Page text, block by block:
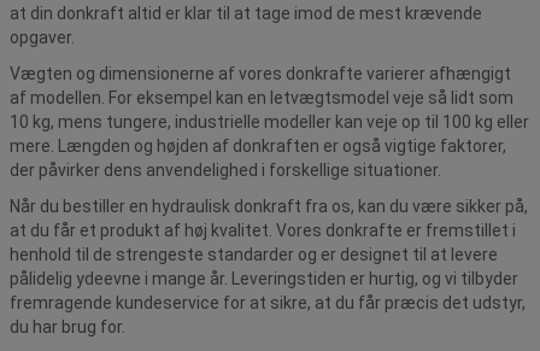
at din donkraft altid er klar til at tage imod de mest krævende
opgaver.
Vægten og dimensionerne af vores donkrafte varierer afhængigt
af modellen. For eksempel kan en letvægtsmodel veje så lidt som
10 kg, mens tungere, industrielle modeller kan veje op til 100 kg eller
mere. Længden og højden af donkraften er også vigtige faktorer,
der påvirker dens anvendelighed i forskellige situationer.
Når du bestiller en hydraulisk donkraft fra os, kan du være sikker på,
at du får et produkt af høj kvalitet. Vores donkrafte er fremstillet i
henhold til de strengeste standarder og er designet til at levere
pålidelig ydeevne i mange år. Leveringstiden er hurtig, og vi tilbyder
fremragende kundeservice for at sikre, at du får præcis det udstyr,
du har brug for.